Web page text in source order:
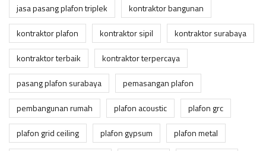
jasa pasang plafon triplek
kontraktor bangunan
kontraktor plafon
kontraktor sipil
kontraktor surabaya
kontraktor terbaik
kontraktor terpercaya
pasang plafon surabaya
pemasangan plafon
pembangunan rumah
plafon acoustic
plafon grc
plafon grid ceiling
plafon gypsum
plafon metal